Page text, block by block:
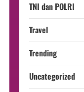
TNI dan POLRI
Travel
Trending
Uncategorized